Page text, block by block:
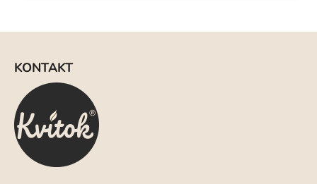
KONTAKT